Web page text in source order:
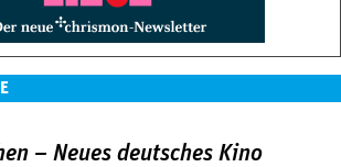
– Neues deutsches Kino